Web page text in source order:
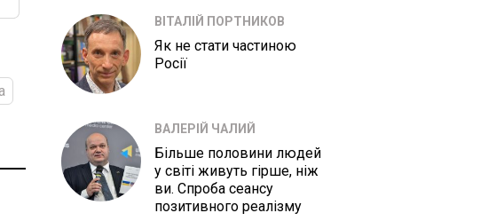
ВІТАЛІЙ ПОРТНИКОВ
Як не стати частиною
Росії
ВАЛЕРІЙ ЧАЛИЙ
Більше половини людей
у світі живуть гірше, ніж
ви. Спроба сеансу
позитивного реалізму